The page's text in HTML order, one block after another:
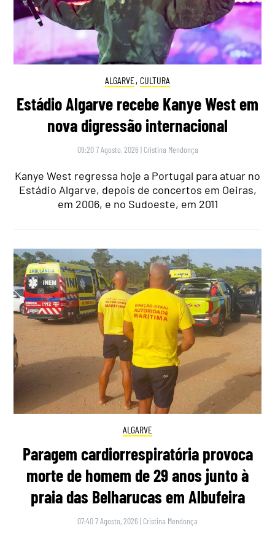
ALGARVE, CULTURA
Estádio Algarve recebe Kanye West em
nova digressão internacional
09:20 7 Agosto, 2026 | Cristina Mendonça
Kanye West regressa hoje a Portugal para atuar no
Estádio Algarve, depois de concertos em Oeiras,
em 2006, e no Sudoeste, em 2011
ALGARVE
Paragem cardiorrespiratória provoca
morte de homem de 29 anos junto à
praia das Belharucas em Albufeira
07:40 7 Agosto, 2026 | Cristina Mendonça